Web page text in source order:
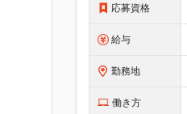
応募資格
給与
勤務地
働き方